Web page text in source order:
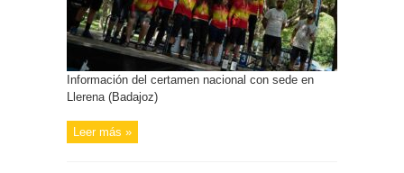
Información del certamen nacional con sede en
Llerena (Badajoz)
Leer más »